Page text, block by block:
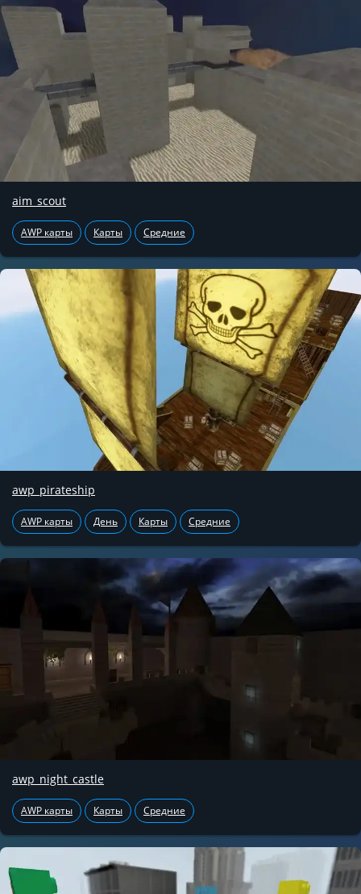
aim_scout
AWP карты Карты Средние
awp_pirateship
AWP карты День Карты Средние
awp_night_castle
AWP карты Карты Средние